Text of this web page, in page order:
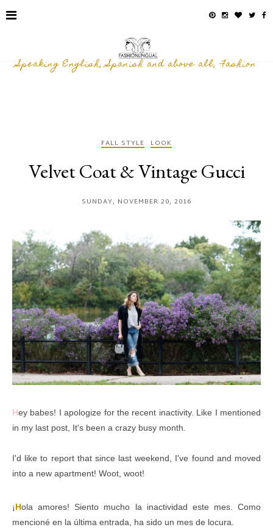
Speaking English, Spanish and above all, Fashion
FALL STYLE LOOK
Velvet Coat & Vintage Gucci
SUNDAY, NOVEMBER 20, 2016
Hey babes! I apologize for the recent inactivity. Like I mentioned
in my last post, It's been a crazy busy month.
I'd like to report that since last weekend, I've found and moved
into a new apartment! Woot, woot!
¡Hola amores! Siento mucho la inactividad este mes. Como
mencioné en la última entrada, ha sido un mes de locura.